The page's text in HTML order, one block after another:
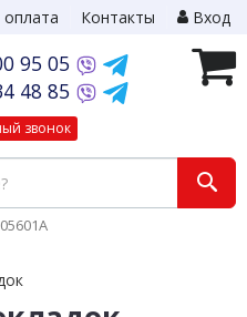
Контакты Вход
95 05
48 85
звонок